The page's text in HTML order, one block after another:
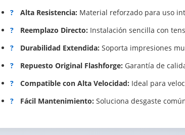
?
Alta Resistencia: Material reforzado para uso
?
Reemplazo Directo: Instalación sencilla con
?
Durabilidad Extendida: Soporta impresiones
?
Repuesto Original Flashforge: Garantía de
?
Compatible con Alta Velocidad: Ideal para
?
Fácil Mantenimiento: Soluciona desgaste